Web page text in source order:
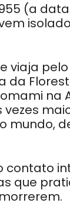
(a
viaja
da
na
vezes
mundo,
o contato
que